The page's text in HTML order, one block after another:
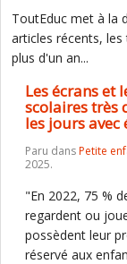
ToutEduc met à la
articles récents,
plus d'un an...
Les écrans et
scolaires très
les jours avec
Paru dansPetite
2025.
"En 2022, 75 %
regardent ou
possèdent leur
réservé aux